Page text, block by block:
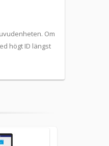
Om
högt ID längst